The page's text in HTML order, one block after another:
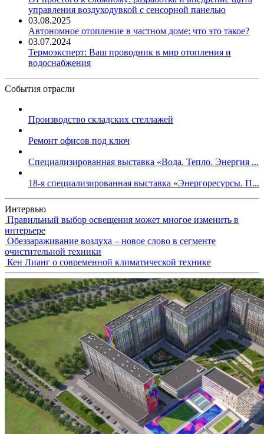
управления воздуходувкой с сенсорной панелью
03.08.2025
Автономное отопление в частном доме: что это такое?
03.07.2024
Термоэксперт: Ваш проводник в мир отопления и
водоснабжения
События отрасли
Производство складских стеллажей
Ремонт офисов под ключ
Специализированная выставка «Вода. Тепло. Энергия ...
18-я специализированная выставка «Энергоресурсы. П...
Интервью
Правильный выбор освещения может многое изменить в
интерьере
Обеззараживание воздуха – новое слово в сегменте
очистительной техники
Кен Лианг о современной климатической технике